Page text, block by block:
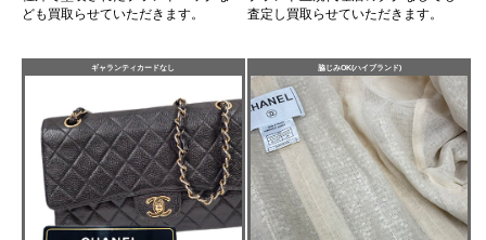
ども買取らせていただきます。
査定し買取らせていただきます。
ギャランティカードなし 脇じみOK(ハイブランド)